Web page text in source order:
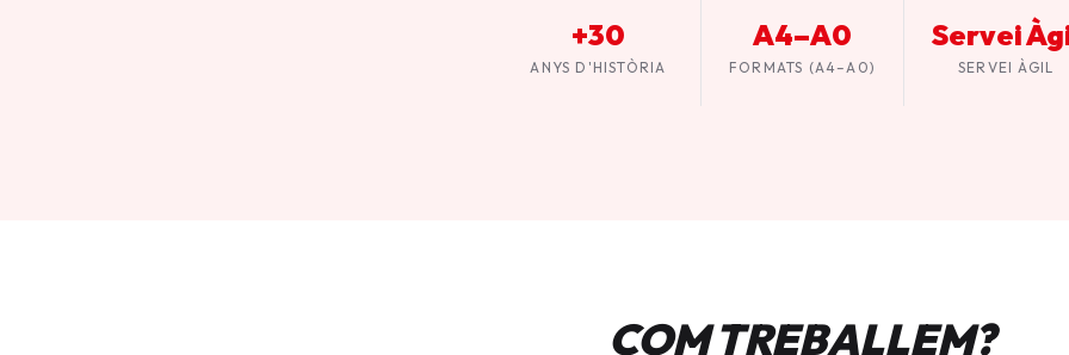
+30
ANYS D'HISTÒRIA
A4–A0
FORMATS (A4–A0)
Servei
SERVEI ÀGIL
COM TREBALLEM?